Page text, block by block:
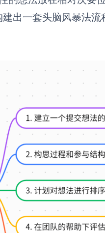
出一套头脑风暴法流